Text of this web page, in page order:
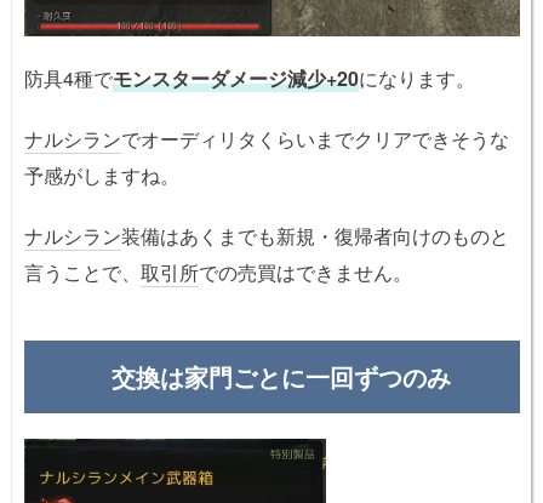
防具4種でモンスターダメージ減少+20になります。
ナルシランでオーディリタくらいまでクリアできそうな
予感がしますね。
ナルシラン装備はあくまでも新規・復帰者向けのものと
言うことで、 取引所での売買はできません。
交換は家門ごとに一回ずつのみ